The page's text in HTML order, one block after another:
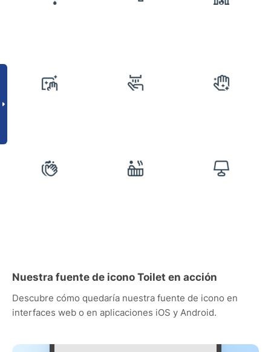
Nuestra fuente de icono Toilet en acción
Descubre cómo quedaría nuestra fuente de icono en
interfaces web o en aplicaciones iOS y Android.